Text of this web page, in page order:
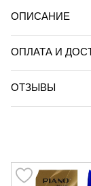
ОПИСАНИЕ
ОПЛАТА И
ОТЗЫВЫ